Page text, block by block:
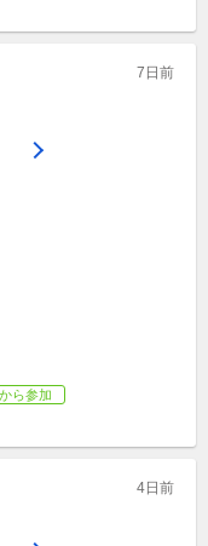
7日前
ら参加
4日前